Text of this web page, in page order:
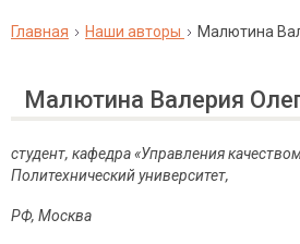
Главная Наши авторы Малютина
Малютина Валерия
студент, кафедра «Управления
Политехнический университет,
РФ, Москва